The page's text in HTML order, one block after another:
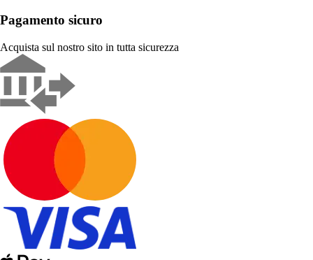
Pagamento sicuro
Acquista sul nostro sito in tutta sicurezza